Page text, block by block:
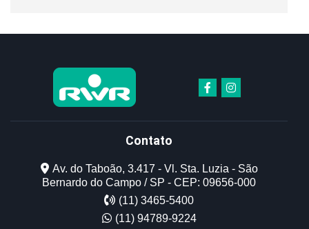
Contato
Av. do Taboão, 3.417 - Vl. Sta. Luzia - São
Bernardo do Campo / SP - CEP: 09656-000
(11) 3465-5400
(11) 94789-9224